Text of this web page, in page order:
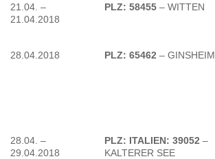
21.04. –
21.04.2018
PLZ: 58455 – WITTEN
28.04.2018 PLZ: 65462 – GINSHEIM
28.04. –
29.04.2018
PLZ: ITALIEN: 39052 –
KALTERER SEE